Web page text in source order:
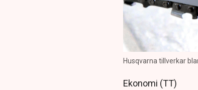
Husqvarna tillverkar
Ekonomi (TT)